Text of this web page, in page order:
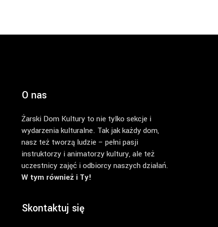
O nas
Żarski Dom Kultury to nie tylko sekcje i
wydarzenia kulturalne. Tak jak każdy dom,
nasz też tworzą ludzie – pełni pasji
instruktorzy i animatorzy kultury, ale też
uczestnicy zajęć i odbiorcy naszych działań.
W tym również i Ty!
Skontaktuj się